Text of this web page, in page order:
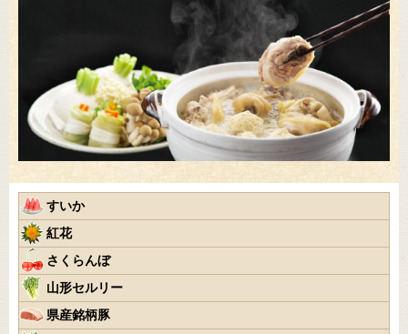
すいか
紅花
さくらんぼ
山形セルリー
県産銘柄豚